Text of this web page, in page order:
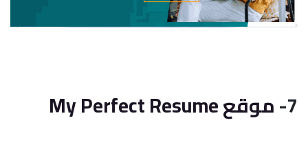
7- موقع My Perfect Resume